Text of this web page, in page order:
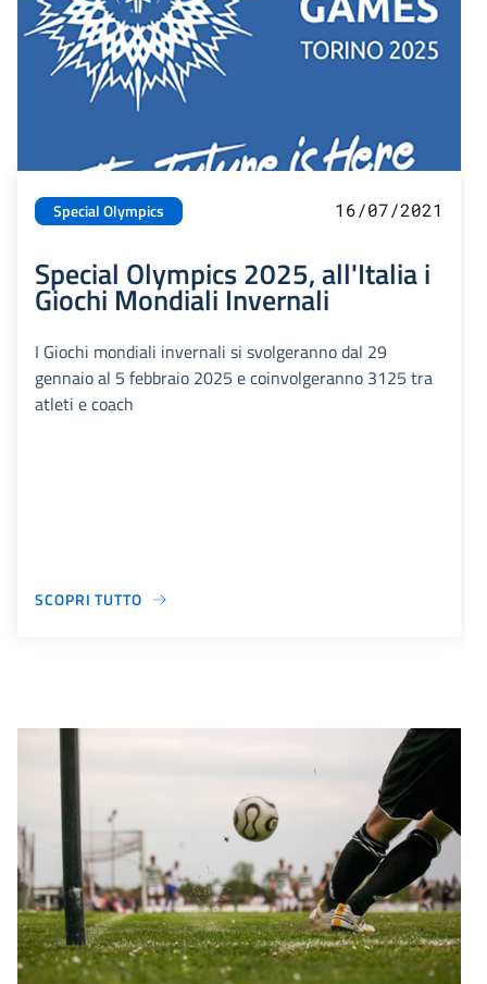
Special Olympics 16/07/2021
Special Olympics 2025, all'Italia i
Giochi Mondiali Invernali
I Giochi mondiali invernali si svolgeranno dal 29
gennaio al 5 febbraio 2025 e coinvolgeranno 3125 tra
atleti e coach
SCOPRI TUTTO